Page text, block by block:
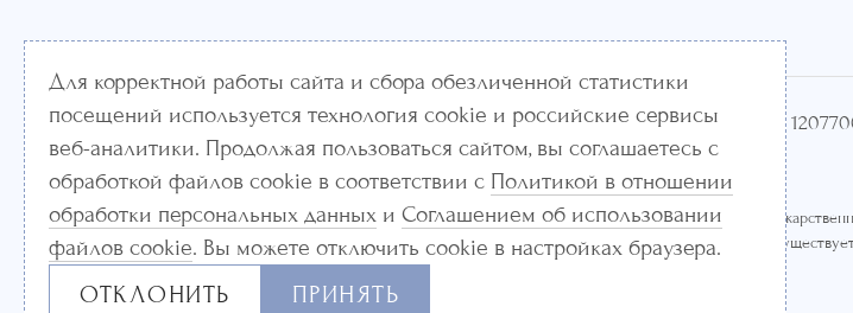
ООО «Центр Косметологии и Эстетики М-Алена Клиник» ИНН 7714460694
ОГРН
Лицензия ЛО-77-01-020865
Информация и цены, представленные на сайте, являются справочными и не являются публичной офертой.
числе методы лечения, медицинская техника имеют противопоказания к их применению и использованию.
инструкцией по их применению и получения консультации специалистов.
Для корректной работы сайта и сбора обезличенной статистики
посещений используется технология cookie и российские сервисы
веб-аналитики. Продолжая пользоваться сайтом, вы соглашаетесь с
обработкой файлов cookie в соответствии с Политикой в отношении
обработки персональных данных и Соглашением об использовании
файлов cookie. Вы можете отключить cookie в настройках браузера.
ОТКЛОНИТЬ ПРИНЯТЬ